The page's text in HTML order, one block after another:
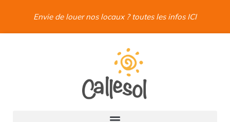
Envie de louer nos locaux ? toutes les infos ICI